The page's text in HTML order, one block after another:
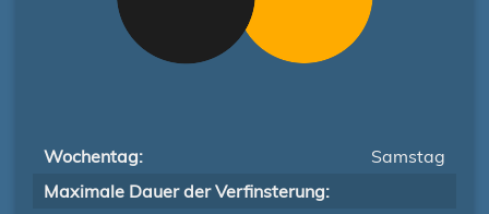
Wochentag:
Samstag
Maximale Dauer der Verfinsterung: